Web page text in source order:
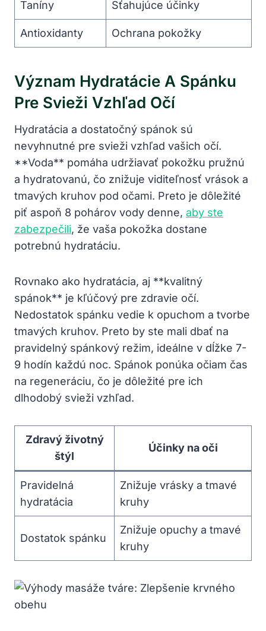
Taníny Sťahujúce účinky
Antioxidanty Ochrana pokožky
Význam Hydratácie A Spánku
Pre Svieži ‌vzhľad Očí
Hydratácia a dostatočný ‌spánok​ sú
nevyhnutné pre svieži vzhľad vašich očí.
**Voda** pomáha⁣ udržiavať pokožku pružnú
a hydratovanú, čo znižuje viditeľnosť vrások a
tmavých kruhov pod očami. Preto je dôležité
piť aspoň 8 pohárov ⁢vody denne, aby ste
zabezpečili, že vaša pokožka ⁤dostane
potrebnú hydratáciu.
Rovnako ako hydratácia, aj **kvalitný
spánok** je kľúčový pre zdravie očí.
Nedostatok spánku vedie k opuchom a tvorbe
tmavých kruhov. Preto by ste mali ⁢dbať na
pravidelný spánkový režim, ideálne v dĺžke 7-
9 hodín každú noc. Spánok⁣ ponúka očiam čas
na regeneráciu,⁢ čo je dôležité pre⁣ ich
dlhodobý svieži vzhľad.
Zdravý životný
štýl
Účinky na ⁤oči
Pravidelná
hydratácia
Znižuje vrásky a tmavé
kruhy
Dostatok ‌spánku
Znižuje opuchy a tmavé
kruhy